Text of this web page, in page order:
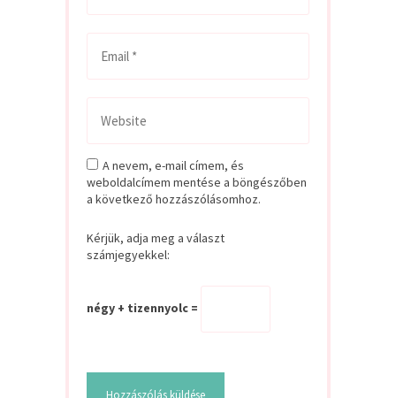
A nevem, e-mail címem, és
weboldalcímem mentése a böngészőben
a következő hozzászólásomhoz.
Kérjük, adja meg a választ
számjegyekkel:
négy + tizennyolc =